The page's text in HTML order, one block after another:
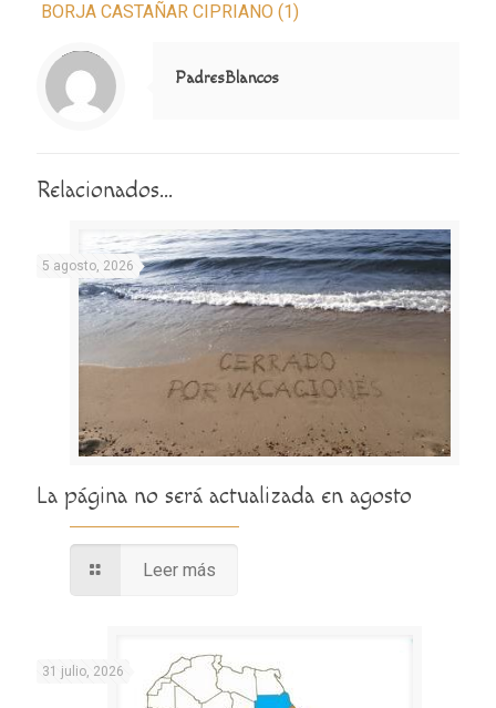
BORJA CASTAÑAR CIPRIANO (1)
Notice
: Trying to access array offset on value of type null in
/home/misioner/public_html/padresblancos/themes/betheme/includes/content-single.php
on line
286
PadresBlancos
Relacionados...
5 agosto, 2026
La página no será actualizada en agosto
Leer más
31 julio, 2026